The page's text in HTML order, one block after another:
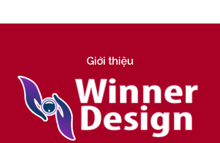
Giới thiệu